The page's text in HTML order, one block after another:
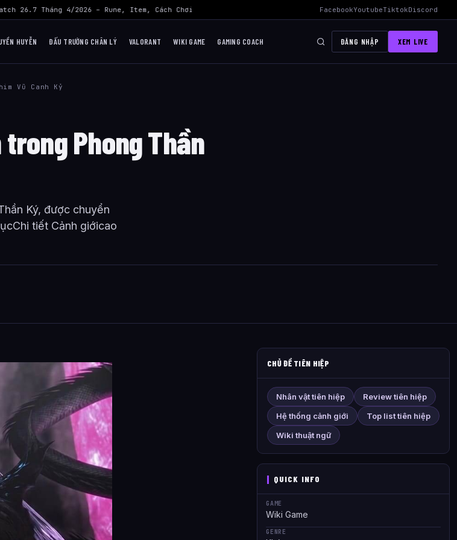
26.7 Tháng 4/2026 – Rune, Item, Cách Chơi Mid Hiệu Quả Nhất AWC 2026 Liên Quân Mobile – Lịch Thi Đấu,
FacebookYoutubeTiktokDiscord
HUYỄN ĐẤU TRƯỜNG CHÂN LÝ VALORANT WIKI GAME GAMING COACH ĐĂNG NHẬP XEM LIVE
Vũ Canh Kỷ
Phong Thần
Ký, được chuyển
tiết Cảnh giớicao
CHỦ ĐỀ TIÊN HIỆP
Nhân vật tiên hiệp
Review tiên hiệp
Hệ thống cảnh giới
Top list tiên hiệp
Wiki thuật ngữ
QUICK INFO
GAME
Wiki Game
GENRE